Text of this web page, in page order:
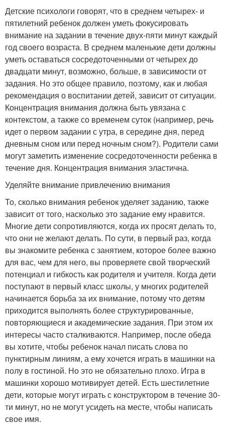
Детские психологи говорят, что в среднем четырех- и
пятилетний ребенок должен уметь фокусировать
внимание на задании в течение двух-пяти минут каждый
год своего возраста. В среднем маленькие дети должны
уметь оставаться сосредоточенными от четырех до
двадцати минут, возможно, больше, в зависимости от
задания. Но это общее правило, поэтому, как и любая
рекомендация о воспитании детей, зависит от ситуации.
Концентрация внимания должна быть увязана с
контекстом, а также со временем суток (например, речь
идет о первом задании с утра, в середине дня, перед
дневным сном или перед ночным сном?). Родители сами
могут заметить изменение сосредоточенности ребенка в
течение дня. Концентрация внимания эластична.
Уделяйте внимание привлечению внимания
То, сколько внимания ребенок уделяет заданию, также
зависит от того, насколько это задание ему нравится.
Многие дети сопротивляются, когда их просят делать то,
что они не желают делать. По сути, в первый раз, когда
вы знакомите ребенка с занятием, которое более важно
для вас, чем для него, вы проверяете свой творческий
потенциал и гибкость как родителя и учителя. Когда дети
поступают в первый класс школы, у многих родителей
начинается борьба за их внимание, потому что детям
приходится выполнять более структурированные,
повторяющиеся и академические задания. При этом их
интересы часто сталкиваются. Например, после обеда
вы хотите, чтобы ребенок начал писать слова по
пунктирным линиям, а ему хочется играть в машинки на
полу в гостиной. Но это не обязательно плохо. Игра в
машинки хорошо мотивирует детей. Есть шестилетние
дети, которые могут играть с конструктором в течение 30-
ти минут, но не могут усидеть на месте, чтобы написать
свое имя.